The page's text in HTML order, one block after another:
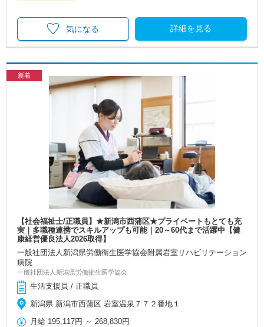
詳細を見る
気になる
新着
【社会福祉士/正職員】★新潟市西蒲区★プライベートもとても充
実｜多職種連携でスキルアップも可能｜20～60代まで活躍中【健
康経営優良法人2026取得】
一般社団法人新潟県労働衛生医学協会附属岩室リハビリテーション
病院
一般社団法人新潟県労働衛生医学協会
生活支援員 / 正職員
新潟県 新潟市西蒲区 岩室温泉７７２番地１
月給 195,117円 ～268,830円